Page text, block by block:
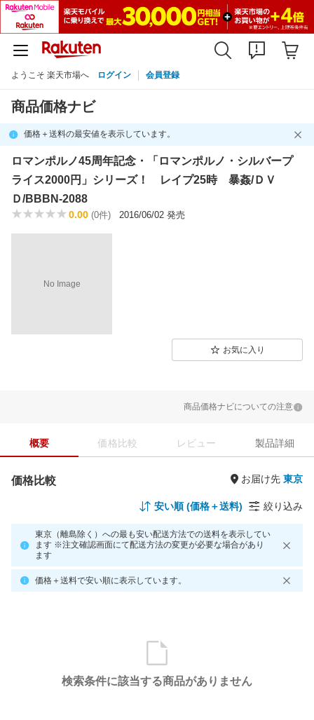
ようこそ 楽天市場へ ログイン 会員登録
商品価格ナビ
価格＋送料の最安値を表示しています。
ロマンポルノ45周年記念・「ロマンポルノ・シルバープ
ライス2000円」シリーズ！ レイプ25時 暴姦/ＤＶ
Ｄ/BBBN-2088
0.00 (0件) 2016/06/02 発売
No Image
お気に入り
商品価格ナビについての注意
概要 価格比較 レビュー 製品詳細
価格比較 お届け先
安い順 (価格＋送料) 絞り込み
東京（離島除く）への最も安い配送方法での送料を表示してい
ます ※注文確認画面にて配送方法の変更が必要な場合があり
ます
価格＋送料で安い順に表示しています。
検索条件に該当する商品がありません